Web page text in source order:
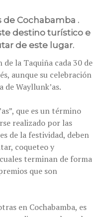
de Cochabamba .
destino turístico e
de este lugar.
la Taquiña cada 30 de
aunque su celebración
de Wayllunk’as.
que es un término
realizado por las
de la festividad, deben
coqueteo y
terminan de forma
que son
en Cochabamba, es